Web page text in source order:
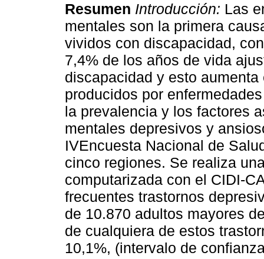
Resumen Introducción: Las
mentales son la primera
vividos con discapacidad,
7,4% de los años de vida
discapacidad y esto
producidos por
la prevalencia y los factores
mentales depresivos y
IVEncuesta Nacional de
cinco regiones. Se realiza
computarizada con el CIDI-
frecuentes trastornos
de 10.870 adultos mayores
de cualquiera de estos
10,1%, (intervalo de